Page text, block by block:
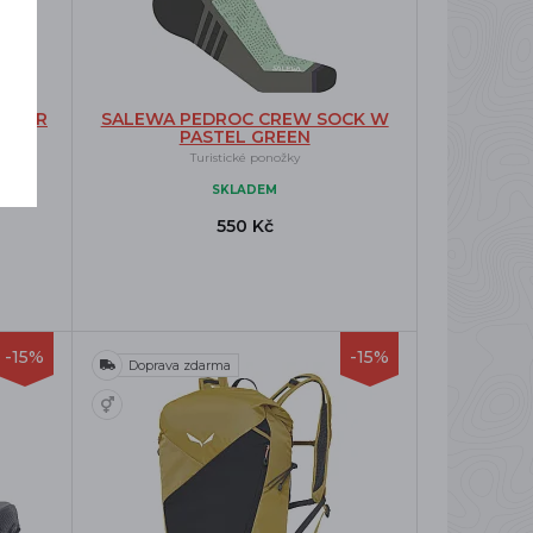
SALEWA PEDROC CREW SOCK W
PASTEL GREEN
Turistické ponožky
SKLADEM
550 Kč
-15% -15%
Doprava zdarma